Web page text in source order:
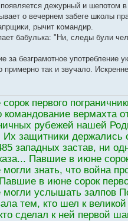
дежурный и шепотом в
о вечернем забеге школы
рычит командир.
бабулька: "Ни, следы були
безграмотное употребление
примерно так и звучало.
первого
командование вермахта
рубежей нашей
Их защитники держались
западных застав, ни
Павшие в июне
могли знать, что война
в июне сорок
могли услышать залпов
тем, кто шел к великой
сделал к ней первой